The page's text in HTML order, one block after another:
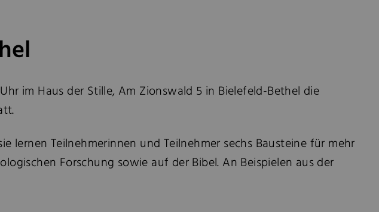
im Haus der Stille, Am Zionswald 5 in Bielefeld-Bethel die
lernen Teilnehmerinnen und Teilnehmer sechs Bausteine für mehr
Forschung sowie auf der Bibel. An Beispielen aus der